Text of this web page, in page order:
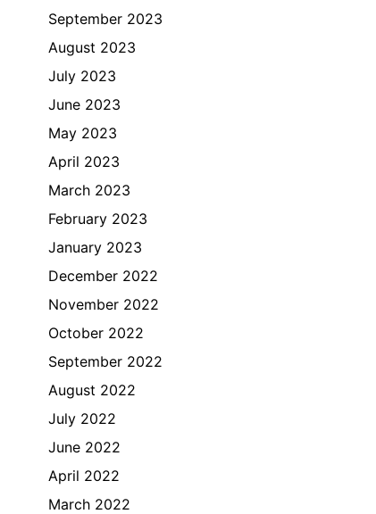
September 2023
August 2023
July 2023
June 2023
May 2023
April 2023
March 2023
February 2023
January 2023
December 2022
November 2022
October 2022
September 2022
August 2022
July 2022
June 2022
April 2022
March 2022